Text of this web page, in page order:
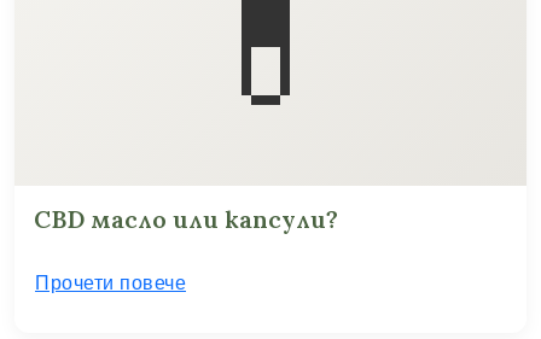
💊
CBD масло или капсули?
Прочети повече